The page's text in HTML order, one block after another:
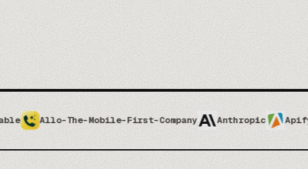
First-Company Anthropic Apify Apolloio